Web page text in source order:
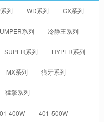
列 WD系列 GX系列
系列 冷静王系列
SUPER系列 HYPER系列
MX系列 狼牙系列
猛擎系列
400W 401-500W